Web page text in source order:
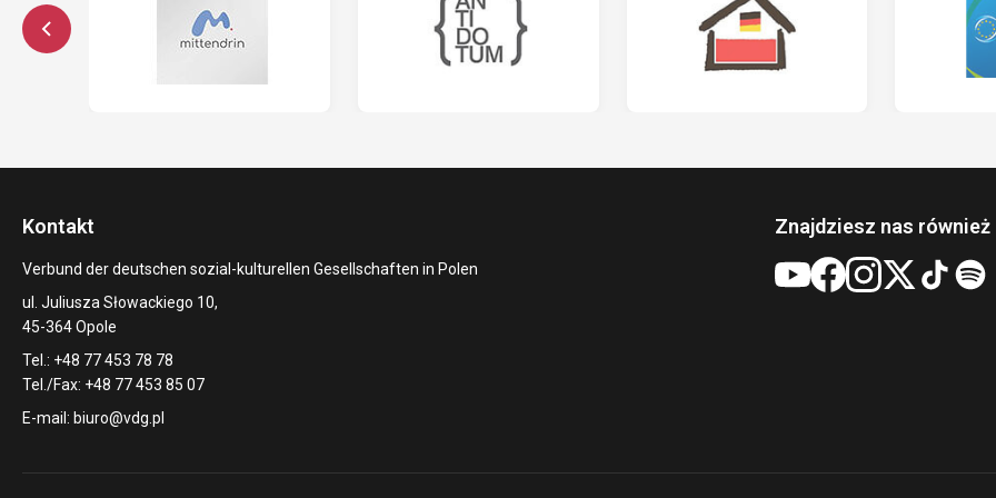
Kontakt
Verbund der deutschen sozial-kulturellen Gesellschaften in Polen
ul. Juliusza Słowackiego 10,
45-364 Opole
Tel.: +48 77 453 78 78
Tel./Fax: +48 77 453 85 07
E-mail: biuro@vdg.pl
Znajdziesz nas również